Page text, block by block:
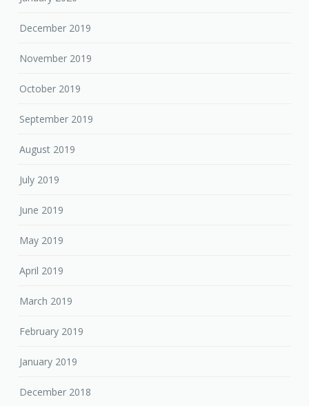
December 2019
November 2019
October 2019
September 2019
August 2019
July 2019
June 2019
May 2019
April 2019
March 2019
February 2019
January 2019
December 2018